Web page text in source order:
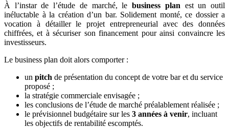
À l’instar de l’étude de marché, lebusiness plan est un outil
inéluctable à la création d’un bar. Solidement monté, ce dossier a
vocation à détailler le projet entrepreneurial avec des données
chiffrées, et à sécuriser son financement pour ainsi convaincre les
investisseurs.
Le business plan doit alors comporter :
un pitch de présentation du concept de votre bar et du service
proposé ;
la stratégie commerciale envisagée ;
les conclusions de l’étude de marché préalablement réalisée ;
le prévisionnel budgétaire sur les 3 années à venir, incluant
les objectifs de rentabilité escomptés.